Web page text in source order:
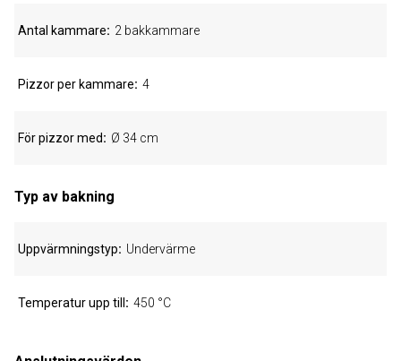
Antal kammare 2 bakkammare
Pizzor per kammare 4
För pizzor med Ø 34 cm
Typ av bakning
Uppvärmningstyp Undervärme
Temperatur upp till 450 °C